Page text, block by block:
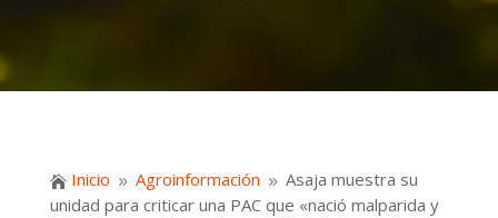
 Inicio 9 Agroinformación 9 Asaja muestra su
unidad para criticar una PAC que «nació malparida y